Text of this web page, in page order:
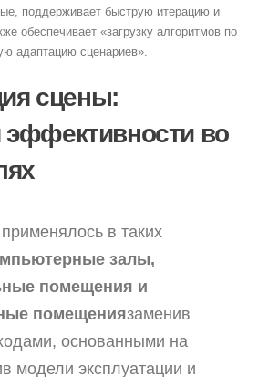
поддерживает быструю итерацию и
обеспечивает «загрузку алгоритмов по
адаптацию сценариев».
сцены:
во
в таких
залы,
помещения и
помещениязаменив
основанными на
модели эксплуатации и